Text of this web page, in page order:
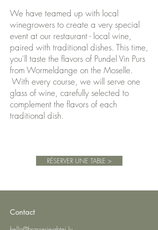
We have teamed up with local
winegrowers to create a very special
event at our restaurant - local wine,
paired with traditional dishes. This time,
you'll taste the flavors of Pundel Vin Purs
from Wormeldange on the Moselle.
With every course, we will serve one
glass of wine, carefully selected to
complement the flavors of each
traditional dish.
traditional dishes with Pundel Vin Purs &
RÉSERVER UNE TABLE >
Contact